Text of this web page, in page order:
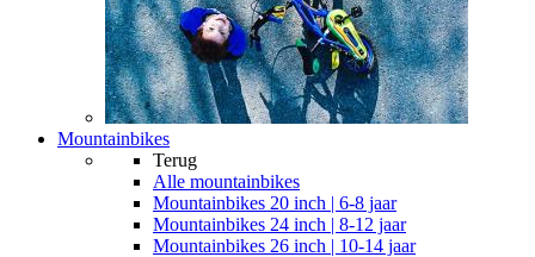
Mountainbikes
Terug
Alle mountainbikes
Mountainbikes 20 inch | 6-8 jaar
Mountainbikes 24 inch | 8-12 jaar
Mountainbikes 26 inch | 10-14 jaar